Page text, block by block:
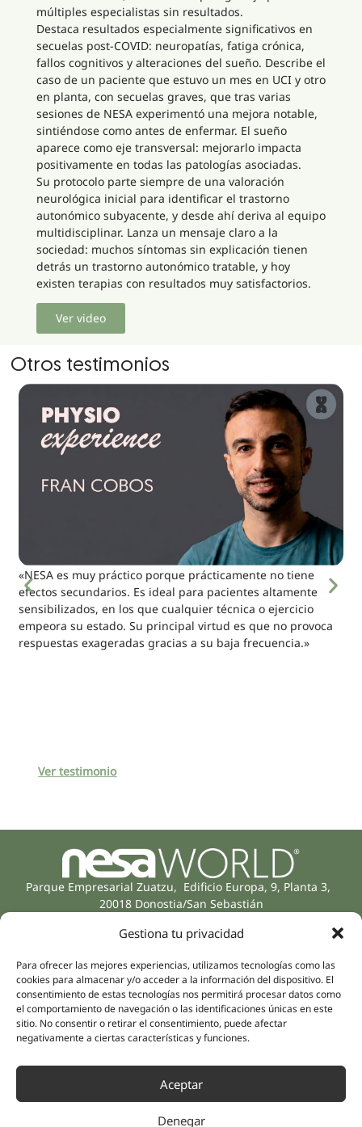
Gestiona tu privacidad
Para ofrecer las mejores experiencias, utilizamos tecnologías como las
cookies para almacenar y/o acceder a la información del dispositivo. El
consentimiento de estas tecnologías nos permitirá procesar datos como
el comportamiento de navegación o las identificaciones únicas en este
sitio. No consentir o retirar el consentimiento, puede afectar
negativamente a ciertas características y funciones.
Aceptar
Denegar
múltiples especialistas sin resultados.
Destaca resultados especialmente significativos en
secuelas post-COVID: neuropatías, fatiga crónica,
fallos cognitivos y alteraciones del sueño. Describe el
caso de un paciente que estuvo un mes en UCI y otro
en planta, con secuelas graves, que tras varias
sesiones de NESA experimentó una mejora notable,
sintiéndose como antes de enfermar. El sueño
aparece como eje transversal: mejorarlo impacta
positivamente en todas las patologías asociadas.
Su protocolo parte siempre de una valoración
neurológica inicial para identificar el trastorno
autonómico subyacente, y desde ahí deriva al equipo
multidisciplinar. Lanza un mensaje claro a la
sociedad: muchos síntomas sin explicación tienen
detrás un trastorno autonómico tratable, y hoy
existen terapias con resultados muy satisfactorios.
Ver video
Otros testimonios
«NESA es muy práctico porque prácticamente no tiene
efectos secundarios. Es ideal para pacientes altamente
sensibilizados, en los que cualquier técnica o ejercicio
empeora su estado. Su principal virtud es que no provoca
respuestas exageradas gracias a su baja frecuencia.»
Ver testimonio
Parque Empresarial Zuatzu, Edificio Europa, 9, Planta 3,
20018 Donostia/San Sebastián
Especialidades
Salud íntima
Sports
Salud mental
Neurología y dolor
Medicina estética
Compañía
Sobre nosotros
Equipo humano
Distribuidores
Partnerships
Nesa Academic
Síguenos